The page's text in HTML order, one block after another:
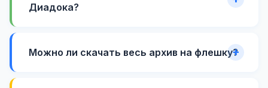
Диадока?
Можно ли скачать весь архив на флешку?